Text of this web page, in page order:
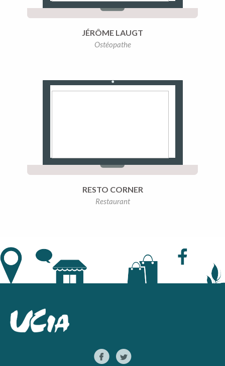
JÉRÔME LAUGT
Ostéopathe
RESTO CORNER
Restaurant